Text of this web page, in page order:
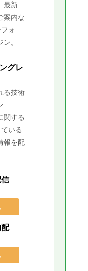
最新
案内な
ォ
。
グレ
る技術
関する
いる
報を配
信
配